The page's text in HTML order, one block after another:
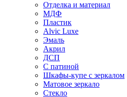
Отделка и материал
МДФ
Пластик
Alvic Luxe
Эмаль
Акрил
ДСП
С патиной
Шкафы-купе с зеркалом
Матовое зеркало
Стекло